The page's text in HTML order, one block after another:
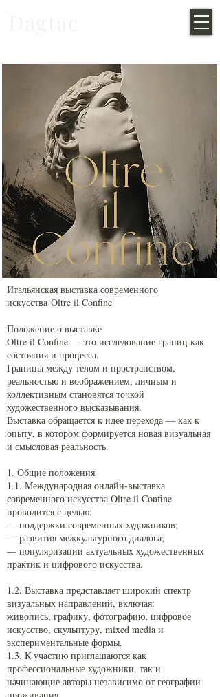
Итальянская выставка современного
искусства Oltre il Confine
Положение о выставке
Oltre il Confine — это исследование границ как
состояния и процесса.
Границы между телом и пространством,
реальностью и воображением, личным и
коллективным становятся точкой
художественного высказывания.
Выставка обращается к идее перехода — как к
опыту, в котором формируется новая визуальная
и смысловая реальность.
1. Общие положения
1.1. Международная онлайн-выставка
современного искусства Oltre il Confine
проводится с целью:
— поддержки современных художников;
— развития межкультурного диалога;
— популяризации актуальных художественных
практик и цифрового искусства.
1.2. Выставка представляет широкий спектр
визуальных направлений, включая:
живопись, графику, фотографию, цифровое
искусство, скульптуру, mixed media и
экспериментальные формы.
1.3. К участию приглашаются как
профессиональные художники, так и
начинающие авторы независимо от географии